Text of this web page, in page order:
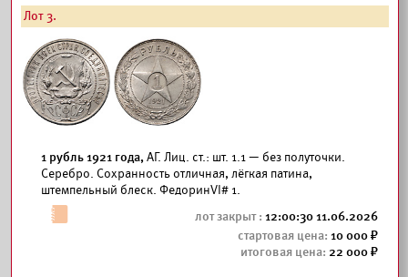
Лот 3.
1 рубль 1921 года,АГ. Лиц. ст.: шт. 1.1 — без полуточки.
Серебро. Сохранность отличная, лёгкая патина,
штемпельный блеск. ФедоринVI# 1.
12:00:30 11.06.2026
10 000
22 000